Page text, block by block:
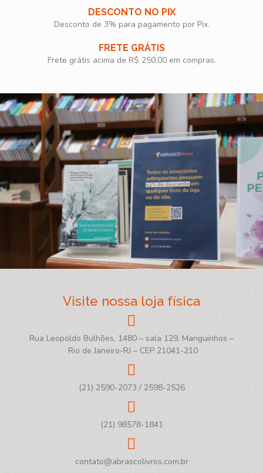
DESCONTO NO PIX
Desconto de 3% para pagamento por Pix.
FRETE GRÁTIS
Frete grátis acima de R$ 250,00 em compras.
Visite nossa loja física
Rua Leopoldo Bulhões, 1480 – sala 129, Manguinhos –
Rio de Janeiro-RJ – CEP 21041-210
(21) 2590-2073 / 2598-2526
(21) 98578-1841
contato@abrascolivros.com.br